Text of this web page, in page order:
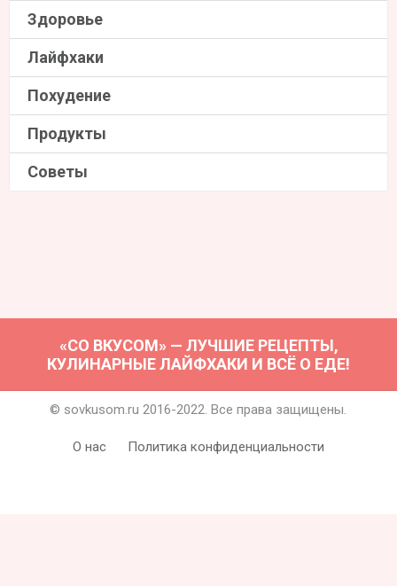
Здоровье
Лайфхаки
Похудение
Продукты
Советы
«СО ВКУСОМ» — ЛУЧШИЕ РЕЦЕПТЫ,
КУЛИНАРНЫЕ ЛАЙФХАКИ И ВСЁ О ЕДЕ!
© sovkusom.ru 2016-2022. Все права защищены.
О нас Политика конфиденциальности